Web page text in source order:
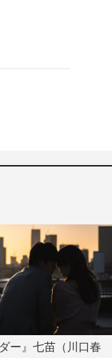
ー』七苗（川口春